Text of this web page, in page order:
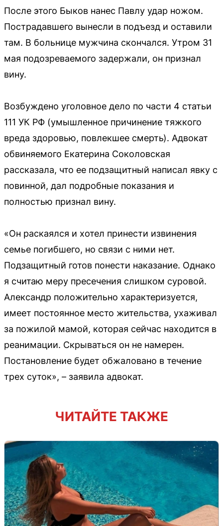
После этого Быков нанес Павлу удар ножом.
Пострадавшего вынесли в подъезд и оставили
там. В больнице мужчина скончался. Утром 31
мая подозреваемого задержали, он признал
вину.
Возбуждено уголовное дело по части 4 статьи
111 УК РФ (умышленное причинение тяжкого
вреда здоровью, повлекшее смерть). Адвокат
обвиняемого Екатерина Соколовская
рассказала, что ее подзащитный написал явку с
повинной, дал подробные показания и
полностью признал вину.
«Он раскаялся и хотел принести извинения
семье погибшего, но связи с ними нет.
Подзащитный готов понести наказание. Однако
я считаю меру пресечения слишком суровой.
Александр положительно характеризуется,
имеет постоянное место жительства, ухаживал
за пожилой мамой, которая сейчас находится в
реанимации. Скрываться он не намерен.
Постановление будет обжаловано в течение
трех суток», – заявила адвокат.
ЧИТАЙТЕ ТАКЖЕ